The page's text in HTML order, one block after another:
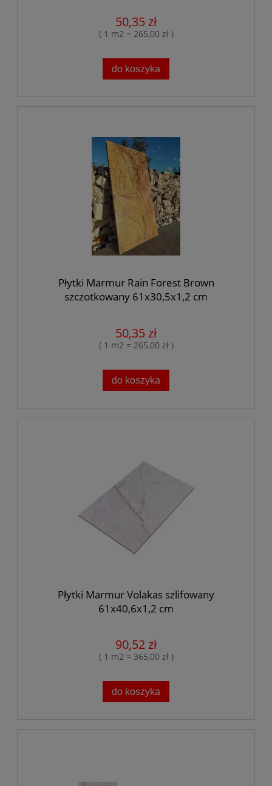
50,35 zł
( 1 m2 = 265,00 zł )
do koszyka
Płytki Marmur Rain Forest Brown
szczotkowany 61x30,5x1,2 cm
50,35 zł
( 1 m2 = 265,00 zł )
do koszyka
Płytki Marmur Volakas szlifowany
61x40,6x1,2 cm
90,52 zł
( 1 m2 = 365,00 zł )
do koszyka